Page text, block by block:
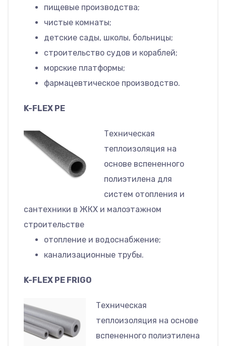
пищевые производства;
чистые комнаты;
детские сады, школы, больницы;
строительство судов и кораблей;
морские платформы;
фармацевтическое производство.
K-FLEX PE
Техническая
теплоизоляция на
основе вспененного
полиэтилена для
систем отопления и
сантехники в ЖКХ и малоэтажном
строительстве
отопление и водоснабжение;
канализационные трубы.
K-FLEX PE FRIGO
Техническая
теплоизоляция на основе
вспененного полиэтилена